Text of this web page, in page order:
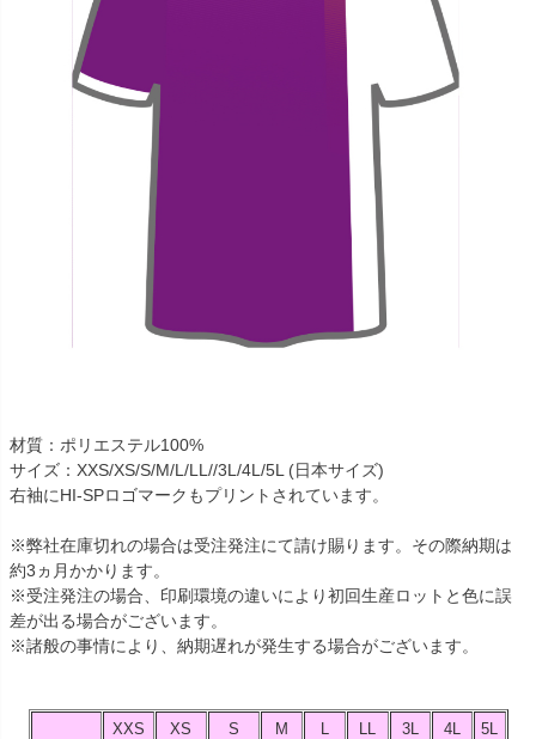
材質：ポリエステル100%
サイズ：XXS/XS/S/M/L/LL//3L/4L/5L (日本サイズ)
右袖にHI-SPロゴマークもプリントされています。
※弊社在庫切れの場合は受注発注にて請け賜ります。その際納期は
約3ヵ月かかります。
※受注発注の場合、印刷環境の違いにより初回生産ロットと色に誤
差が出る場合がございます。
※諸般の事情により、納期遅れが発生する場合がございます。
XXS XS S M 3L 4L 5L